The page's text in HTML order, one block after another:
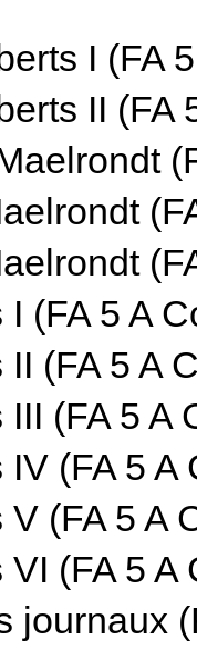
I (FA
II (FA
(FA 5 A
(FA 5 A
(FA 5 A
(FA 5 A
(FA 5 A
(FA 5 A
journaux